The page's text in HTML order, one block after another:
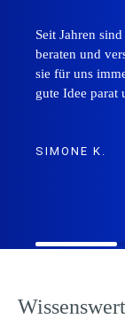
Seit Jahren
beraten und
sie für uns
gute Idee parat
SIMONE K.